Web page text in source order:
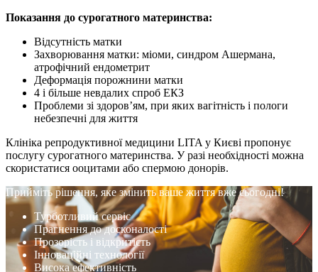
Показання до сурогатного материнства:
Відсутність матки
Захворювання матки: міоми, синдром Ашермана,
атрофічний ендометрит
Деформація порожнини матки
4 і більше невдалих спроб ЕКЗ
Проблеми зі здоров’ям, при яких вагітність і пологи
небезпечні для життя
Клініка репродуктивної медицини LITA у Києві пропонує
послугу сурогатного материнства. У разі необхідності можна
скористатися ооцитами або спермою донорів.
Прийміть рішення, яке змінить ваше життя вже сьогодні!
Турботливий сервіс
Прагнення до досконалості
Прозорість і відкритість
Інноваційні технології
Висока ефективність